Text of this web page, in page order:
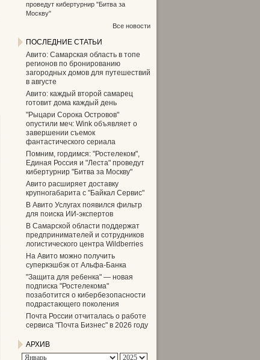
проведут кибертурнир "Битва за
Москву"
Все новости
ПОСЛЕДНИЕ СТАТЬИ
Авито: Самарская область в топе
регионов по бронированию
загородных домов для путешествий
в августе
Авито: каждый второй самарец
готовит дома каждый день
"Рыцари Сорока Островов"
опустили меч: Wink объявляет о
завершении съемок
фантастического сериала
Помним, гордимся: "Ростелеком",
Единая Россия и "Леста" проведут
кибертурнир "Битва за Москву"
Авито расширяет доставку
крупногабарита с "Байкал Сервис"
В Авито Услугах появился фильтр
для поиска ИИ-экспертов
В Самарской области поддержат
предпринимателей и сотрудников
логистического центра Wildberries
На Авито можно получить
суперкэшбэк от Альфа-Банка
"Защита для ребенка" — новая
подписка "Ростелекома"
позаботится о кибербезопасности
подрастающего поколения
Почта России отчиталась о работе
сервиса "Почта Бизнес" в 2026 году
АРХИВ